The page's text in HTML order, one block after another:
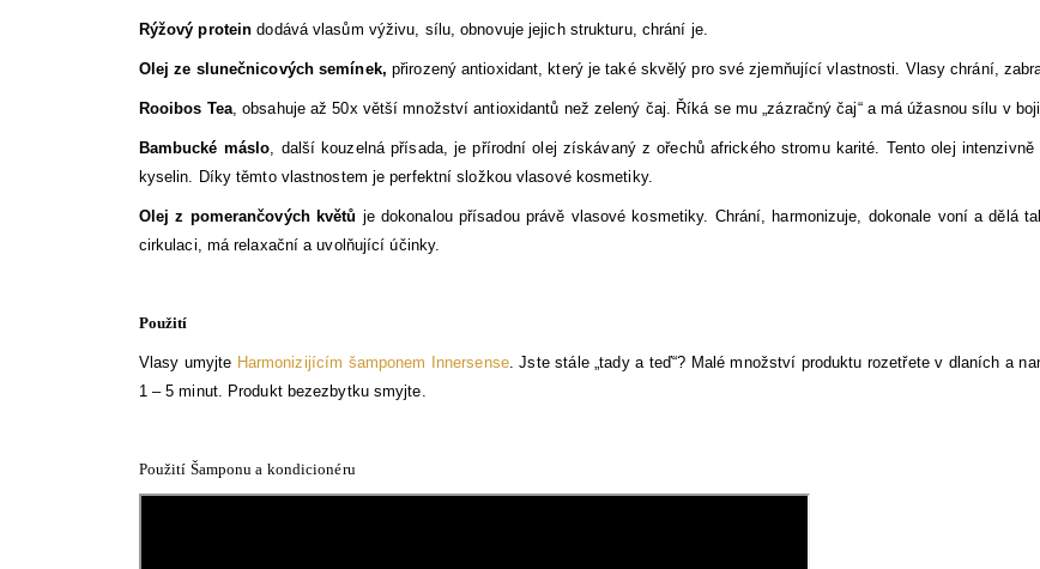
Rýžový protein dodává vlasům výživu, sílu, obnovuje jejich strukturu, chrání je.
Olej ze slunečnicových semínek, přirozený antioxidant, který je také skvělý pro své zjemňující vlastnosti. Vlasy chrání,
Rooibos Tea, obsahuje až 50x větší množství antioxidantů než zelený čaj. Říká se mu „zázračný čaj“ a má úžasnou sílu v
Bambucké máslo , další kouzelná přísada, je přírodní olej získávaný z ořechů afrického stromu karité. Tento olej
kyselin. Díky těmto vlastnostem je perfektní složkou vlasové kosmetiky.
Olej z pomerančových květů je dokonalou přísadou právě vlasové kosmetiky. Chrání, harmonizuje, dokonale voní a dělá
cirkulaci, má relaxační a uvolňující účinky.
Použití
Vlasy umyjte Harmonizijícím šamponem Innersense. Jste stále „tady a teď“? Malé množství produktu rozetřete v dlaních a
1 – 5 minut. Produkt bezezbytku smyjte.
Použití Šamponu a kondicionéru